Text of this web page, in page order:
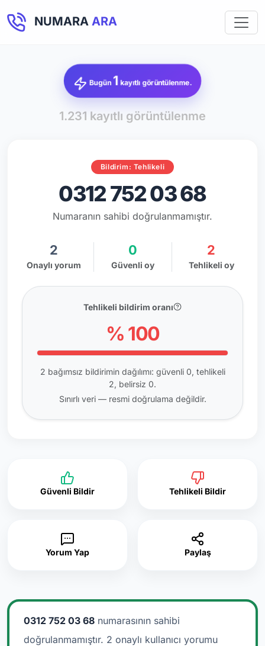
NUMARA ARA
Bugün 1 kayıtlı görüntülenme.
1.231 kayıtlı görüntülenme
Bildirim: Tehlikeli
0312 752 03 68
Numaranın sahibi doğrulanmamıştır.
2
Onaylı yorum
0
Güvenli oy
2
Tehlikeli oy
Tehlikeli bildirim oranı
% 100
2 bağımsız bildirimin dağılımı: güvenli 0, tehlikeli
2, belirsiz 0.
Sınırlı veri — resmi doğrulama değildir.
Güvenli Bildir Tehlikeli Bildir
Yorum Yap Paylaş
0312 752 03 68 numarasının sahibi
doğrulanmamıştır. 2 onaylı kullanıcı yorumu